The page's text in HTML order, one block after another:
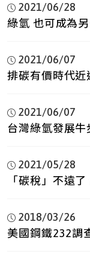
2021/06/28
綠氫 也可成為
2021/06/07
排碳有價時代近
2021/06/07
台灣綠氫發展
2021/05/28
「碳稅」不遠
2018/03/26
美國鋼鐵232調